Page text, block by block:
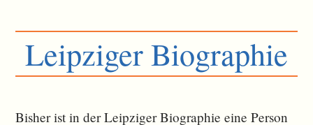
Leipziger Biographie
Bisher ist in der Leipziger Biographie eine Person